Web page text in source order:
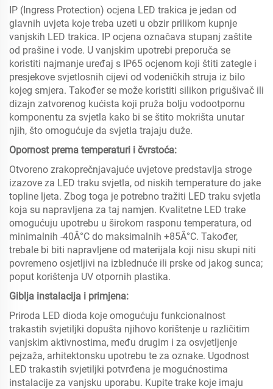
IP (Ingress Protection) ocjena LED trakica je jedan od
glavnih uvjeta koje treba uzeti u obzir prilikom kupnje
vanjskih LED trakica. IP ocjena označava stupanj zaštite
od prašine i vode. U vanjskim upotrebi preporuča se
koristiti najmanje uređaj s IP65 ocjenom koji štiti zategle i
presjekove svjetlosnih cijevi od vodeničkih struja iz bilo
kojeg smjera. Također se može koristiti silikon prigušivač ili
dizajn zatvorenog kućista koji pruža bolju vodootpornu
komponentu za svjetla kako bi se štito mokrišta unutar
njih, što omogućuje da svjetla trajaju duže.
Opornost prema temperaturi i čvrstoća:
Otvoreno zrakoprečnjavajuće uvjetove predstavlja stroge
izazove za LED traku svjetla, od niskih temperature do jake
topline ljeta. Zbog toga je potrebno tražiti LED traku svjetla
koja su napravljena za taj namjen. Kvalitetne LED trake
omogućuju upotrebu u širokom rasponu temperatura, od
minimalnih -40Â°C do maksimalnih +85Â°C. Također,
trebale bi biti napravljene od materijala koji nisu skupi niti
povremeno osjetljivi na izblednuće ili prske od jakog sunca;
poput korištenja UV otpornih plastika.
Giblja instalacija i primjena:
Priroda LED dioda koje omogućuju funkcionalnost
trakastih svjetiljki dopušta njihovo korištenje u različitim
vanjskim aktivnostima, među drugim i za osvjetljenje
pejzaža, arhitektonsku upotrebu te za oznake. Ugodnost
LED trakastih svjetiljki potvrđena je mogućnostima
instalacije za vanjsku uporabu. Kupite trake koje imaju